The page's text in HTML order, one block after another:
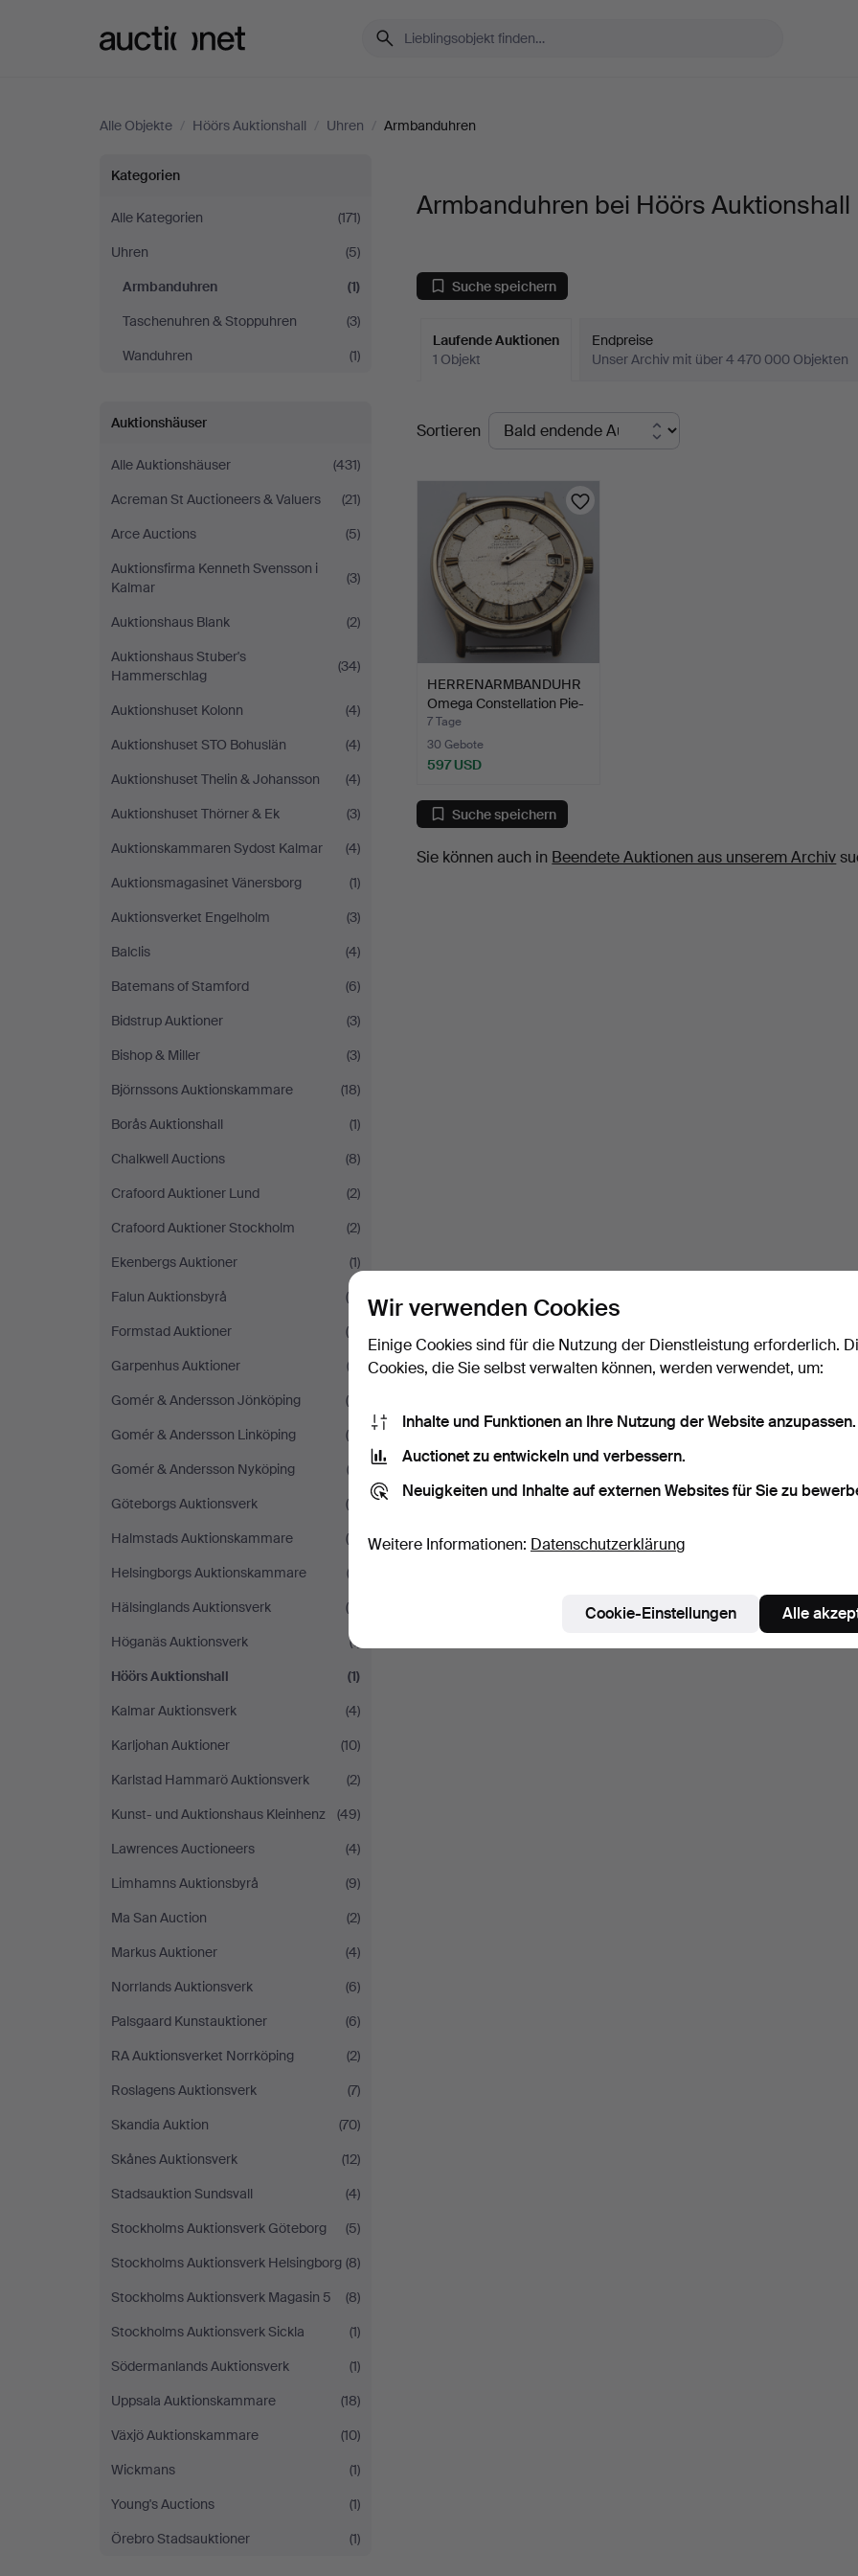
Alle Objekte / Höörs Auktionshall / Uhren / Armbanduhren
Armbanduhren
bei
Höörs
Auktionshall
Kategorien
Alle Kategorien
(171)
Uhren
(5)
Armbanduhren
(1)
Taschenuhren & Stoppuhren
(3)
Wanduhren
(1)
Auktionshäuser
Alle Auktionshäuser
(431)
Acreman St Auctioneers & Valuers
(21)
Arce Auctions
(5)
Auktionsfirma Kenneth Svensson i
Kalmar
(3)
Auktionshaus Blank
(2)
Auktionshaus Stuber's
Hammerschlag
(34)
Auktionshuset Kolonn
(4)
Auktionshuset STO Bohuslän
(4)
Auktionshuset Thelin & Johansson
(4)
Auktionshuset Thörner & Ek
(3)
Auktionskammaren Sydost Kalmar
(4)
Auktionsmagasinet Vänersborg
(1)
Auktionsverket Engelholm
(3)
Balclis
(4)
Batemans of Stamford
(6)
Bidstrup Auktioner
(3)
Bishop & Miller
(3)
Björnssons Auktionskammare
(18)
Borås Auktionshall
(1)
Chalkwell Auctions
(8)
Crafoord Auktioner Lund
(2)
Crafoord Auktioner Stockholm
(2)
Ekenbergs Auktioner
(1)
Falun Auktionsbyrå
(5)
Formstad Auktioner
(5)
Garpenhus Auktioner
(3)
Gomér & Andersson Jönköping
(6)
Gomér & Andersson Linköping
(4)
Gomér & Andersson Nyköping
(3)
Göteborgs Auktionsverk
(9)
Halmstads Auktionskammare
(4)
Helsingborgs Auktionskammare
(3)
Hälsinglands Auktionsverk
(6)
Höganäs Auktionsverk
(1)
Höörs Auktionshall
(1)
Kalmar Auktionsverk
(4)
Karljohan Auktioner
(10)
Karlstad Hammarö Auktionsverk
(2)
Kunst- und Auktionshaus Kleinhenz
(49)
Lawrences Auctioneers
(4)
Limhamns Auktionsbyrå
(9)
Ma San Auction
(2)
Markus Auktioner
(4)
Norrlands Auktionsverk
(6)
Palsgaard Kunstauktioner
(6)
RA Auktionsverket Norrköping
(2)
Roslagens Auktionsverk
(7)
Skandia Auktion
(70)
Skånes Auktionsverk
(12)
Stadsauktion Sundsvall
(4)
Stockholms Auktionsverk Göteborg
(5)
Stockholms Auktionsverk Helsingborg (8)
Stockholms Auktionsverk Magasin 5
(8)
Stockholms Auktionsverk Sickla
(1)
Södermanlands Auktionsverk
(1)
Uppsala Auktionskammare
(18)
Växjö Auktionskammare
(10)
Wickmans
(1)
Young's Auctions
(1)
Örebro Stadsauktioner
(1)
Armbanduhren bei Höörs Auktionshall
Suche speichern
Laufende Auktionen
1 Objekt
Endpreise
Unser Archiv mit über 4 470 000 Objekten
Laufende
Auktionen
Sortieren
HERRENARMBANDUHR
Omega Constellation Pie-
p…
7 Tage
30 Gebote
597 USD
Suche speichern
Sie können auch in Beendete Auktionen aus unserem Archiv
Wir verwenden Cookies
Einige Cookies sind für die Nutzung der Dienstleistung erforderlich.
Cookies, die Sie selbst verwalten können, werden verwendet, um:
Inhalte und Funktionen an Ihre Nutzung der Website anzupassen.
Auctionet zu entwickeln und verbessern.
Neuigkeiten und Inhalte auf externen Websites für Sie zu
Weitere Informationen: Datenschutzerklärung
Cookie-Einstellungen Alle